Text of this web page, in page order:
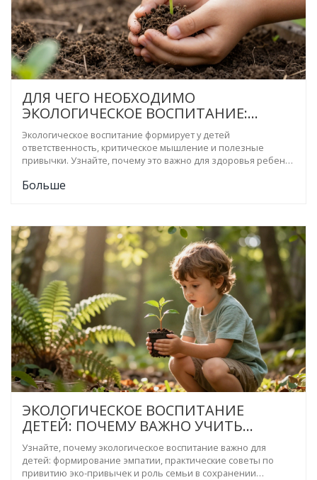
ДЛЯ ЧЕГО НЕОБХОДИМО
ЭКОЛОГИЧЕСКОЕ ВОСПИТАНИЕ:
ПОЛЬЗА ДЛЯ РЕБЕНКА И ПЛАНЕТЫ
Экологическое воспитание формирует у детей
ответственность, критическое мышление и полезные
привычки. Узнайте, почему это важно для здоровья ребенка
семью.
Больше
ЭКОЛОГИЧЕСКОЕ ВОСПИТАНИЕ
ДЕТЕЙ: ПОЧЕМУ ВАЖНО УЧИТЬ
БЕРЕЧЬ ПРИРОДУ С РАННЕГО
ВОЗРАСТА
Узнайте, почему экологическое воспитание важно для
детей: формирование эмпатии, практические советы по
привитию эко-привычек и роль семьи в сохранении